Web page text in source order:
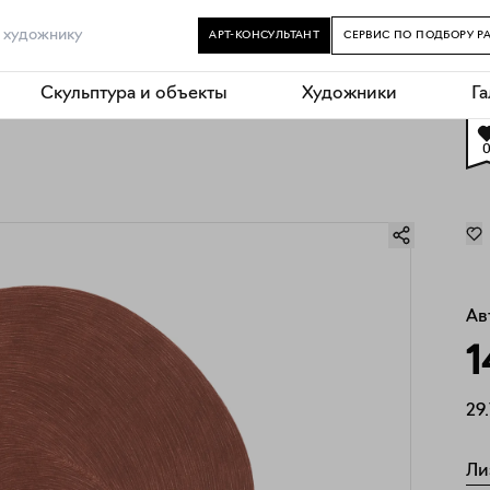
АРТ-КОНСУЛЬТАНТ СЕРВИС ПО ПОДБОРУ
Скульптура и объекты Художники
0